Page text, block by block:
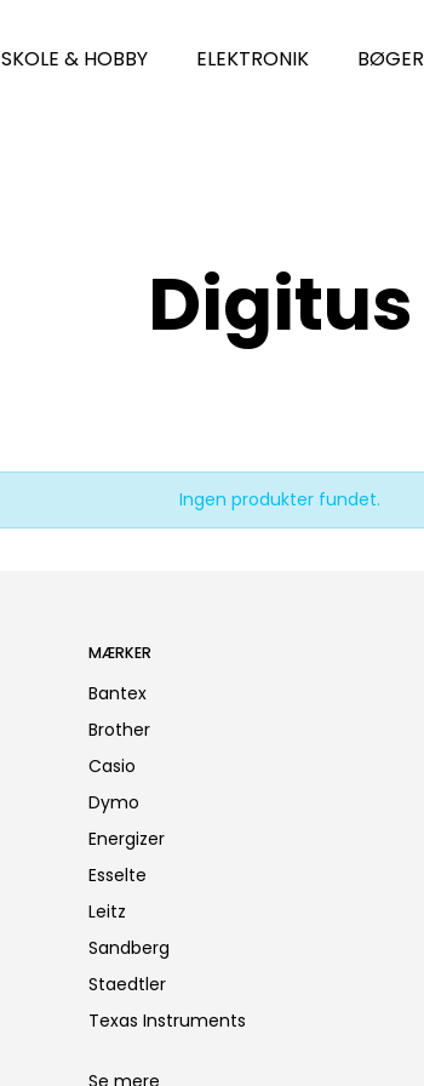
SKOLE & HOBBY ELEKTRONIK BØGER
Digitus
Ingen produkter fundet.
MÆRKER
Bantex
Brother
Casio
Dymo
Energizer
Esselte
Leitz
Sandberg
Staedtler
Texas Instruments